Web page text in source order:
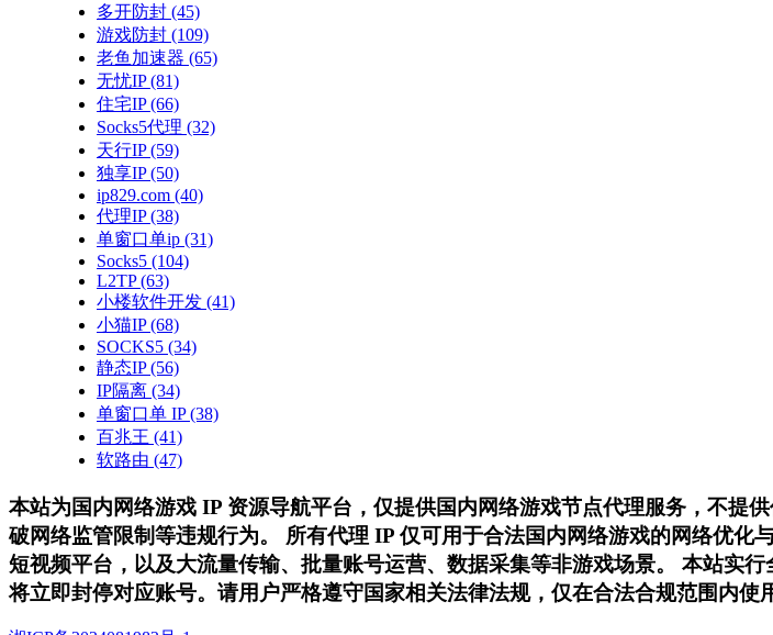
多开防封 (45)
游戏防封 (109)
老鱼加速器 (65)
无忧IP(81)
住宅IP(66)
Socks5代理 (32)
天行IP(59)
独享IP(50)
ip829.com (40)
代理IP(38)
单窗口单ip (31)
Socks5 (104)
L2TP(63)
小楼软件开发 (41)
小猫IP(68)
SOCKS5 (34)
静态IP(56)
IP隔离 (34)
单窗口单 IP(38)
百兆王 (41)
软路由 (47)
本站为国内网络游戏 IP 资源导航平台，仅提供国内网络游戏节点代理服务，不提
破网络监管限制等违规行为。 所有代理 IP 仅可用于合法国内网络游戏的网络优
短视频平台，以及大流量传输、批量账号运营、数据采集等非游戏场景。 本站实
将立即封停对应账号。请用户严格遵守国家相关法律法规，仅在合法合规范围内使